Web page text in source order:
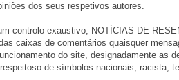
dos seus respetivos autores.
controlo exaustivo, NOTÍCIAS DE
caixas de comentários quaisquer
do site, designadamente as
de símbolos nacionais, racista,